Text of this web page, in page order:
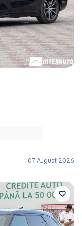
07 August 2026